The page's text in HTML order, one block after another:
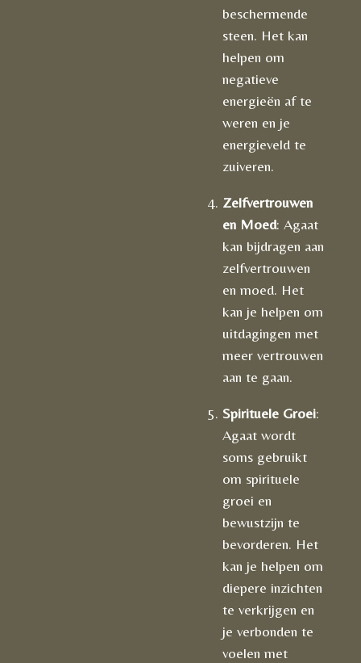
beschermende
steen. Het kan
helpen om
negatieve
energieën af te
weren en je
energieveld te
zuiveren.
Zelfvertrouwen
en Moed: Agaat
kan bijdragen aan
zelfvertrouwen
en moed. Het
kan je helpen om
uitdagingen met
meer vertrouwen
aan te gaan.
Spirituele Groei:
Agaat wordt
soms gebruikt
om spirituele
groei en
bewustzijn te
bevorderen. Het
kan je helpen om
diepere inzichten
te verkrijgen en
je verbonden te
voelen met